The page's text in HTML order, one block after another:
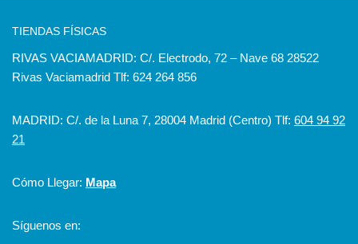
TIENDAS FÍSICAS
RIVAS VACIAMADRID: C/. Electrodo, 72 – Nave 68 28522
Rivas Vaciamadrid Tlf: 624 264 856
MADRID: C/. de la Luna 7, 28004 Madrid (Centro) Tlf: 604 94 92
21
Cómo Llegar: Mapa
Síguenos en: